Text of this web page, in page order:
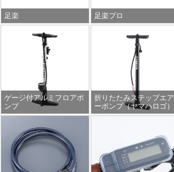
足楽 足楽プロ
ゲージ付アルミフロアポ
ンプ
折りたたみステップエア
ーポンプ（ヤマハロゴ）